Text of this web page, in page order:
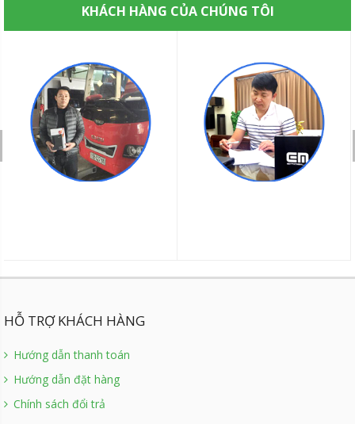
KHÁCH HÀNG CỦA CHÚNG TÔI
HỖ TRỢ KHÁCH HÀNG
Hướng dẫn thanh toán
Hướng dẫn đặt hàng
Chính sách đổi trả